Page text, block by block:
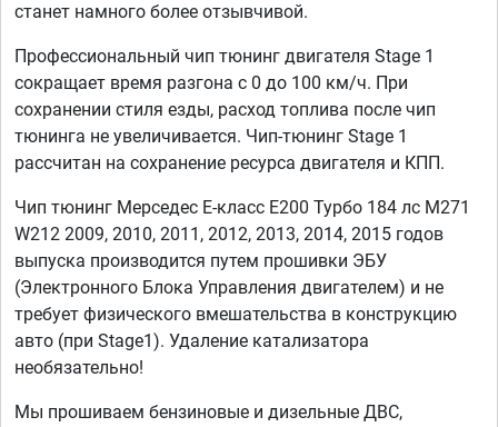
станет намного более отзывчивой.
Профессиональный чип тюнинг двигателя Stage 1
сокращает время разгона с 0 до 100 км/ч. При
сохранении стиля езды, расход топлива после чип
тюнинга не увеличивается. Чип-тюнинг Stage 1
рассчитан на сохранение ресурса двигателя и КПП.
Чип тюнинг Мерседес Е-класс E200 Турбо 184 лс M271
W212 2009, 2010, 2011, 2012, 2013, 2014, 2015 годов
выпуска производится путем прошивки ЭБУ
(Электронного Блока Управления двигателем) и не
требует физического вмешательства в конструкцию
авто (при Stage1). Удаление катализатора
необязательно!
Мы прошиваем бензиновые и дизельные ДВС,